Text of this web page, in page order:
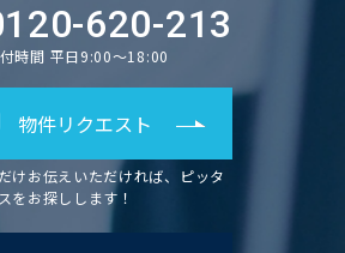
620-213
時間 平日9:00～18:00
物件リクエスト
けお伝えいただければ、ピッタ
をお探しします！